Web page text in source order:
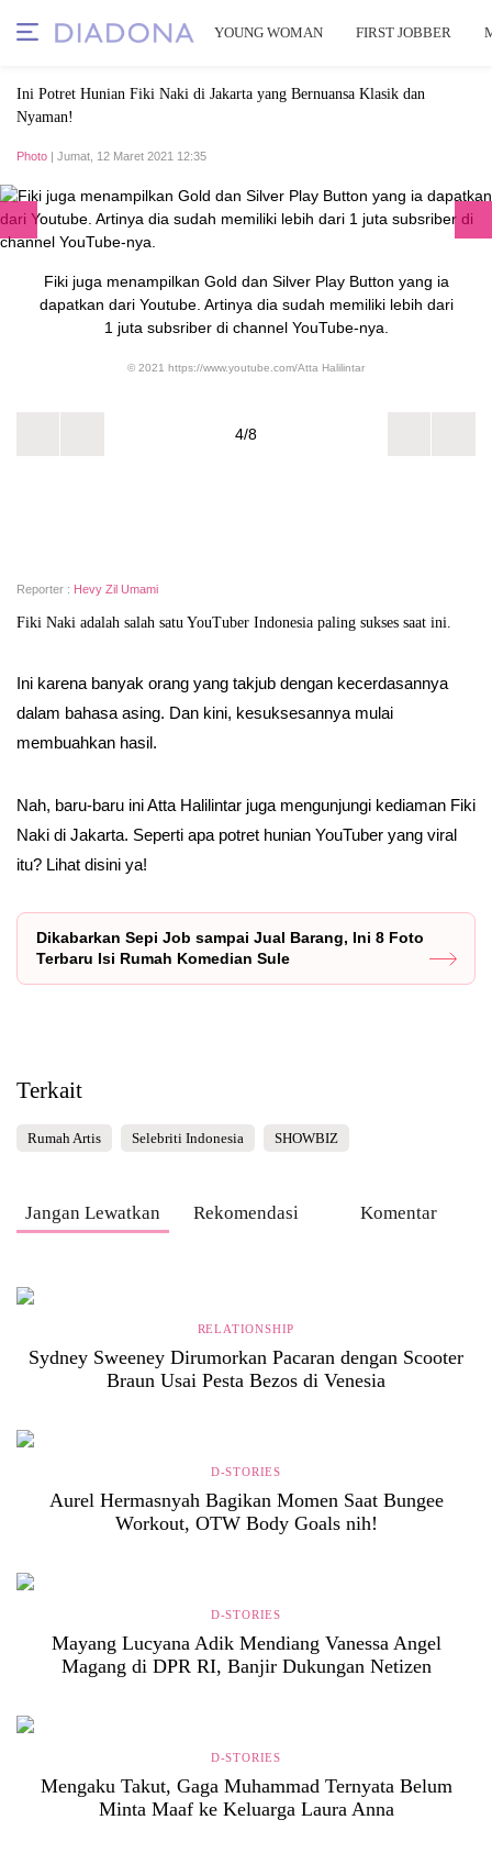
YOUNG WOMAN FIRST JOBBER
Ini Potret Hunian Fiki Naki di Jakarta yang Bernuansa Klasik dan
Nyaman!
Photo | Jumat, 12 Maret 2021 12:35
Fiki juga menampilkan Gold dan Silver Play Button yang ia
dapatkan dari Youtube. Artinya dia sudah memiliki lebih dari
1 juta subsriber di channel YouTube-nya.
© 2021 https://www.youtube.com/Atta Halilintar
4/8
Reporter : Hevy Zil Umami
Fiki Naki adalah salah satu YouTuber Indonesia paling sukses saat ini.
Ini karena banyak orang yang takjub dengan kecerdasannya
dalam bahasa asing. Dan kini, kesuksesannya mulai
membuahkan hasil.
Nah, baru-baru ini Atta Halilintar juga mengunjungi kediaman Fiki
Naki di Jakarta. Seperti apa potret hunian YouTuber yang viral
itu? Lihat disini ya!
Dikabarkan Sepi Job sampai Jual Barang, Ini 8 Foto
Terbaru Isi Rumah Komedian Sule
Terkait
Rumah Artis Selebriti Indonesia SHOWBIZ
Jangan Lewatkan Rekomendasi Komentar
RELATIONSHIP
Sydney Sweeney Dirumorkan Pacaran dengan Scooter
Braun Usai Pesta Bezos di Venesia
D-STORIES
Aurel Hermasnyah Bagikan Momen Saat Bungee
Workout, OTW Body Goals nih!
D-STORIES
Mayang Lucyana Adik Mendiang Vanessa Angel
Magang di DPR RI, Banjir Dukungan Netizen
D-STORIES
Mengaku Takut, Gaga Muhammad Ternyata Belum
Minta Maaf ke Keluarga Laura Anna